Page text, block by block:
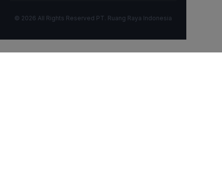
© 2026 All Rights Reserved PT. Ruang Raya Indonesia